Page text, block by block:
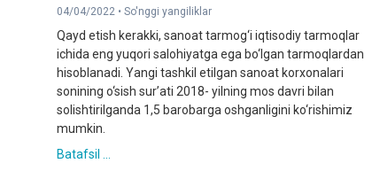
04/04/2022 • So'nggi yangiliklar
Qayd etish kerakki, sanoat tarmog‘i iqtisodiy tarmoqlar
ichida eng yuqori salohiyatga ega bo‘lgan tarmoqlardan
hisoblanadi. Yangi tashkil etilgan sanoat korxonalari
sonining o‘sish sur’ati 2018- yilning mos davri bilan
solishtirilganda 1,5 barobarga oshganligini ko‘rishimiz
mumkin.
Batafsil ...